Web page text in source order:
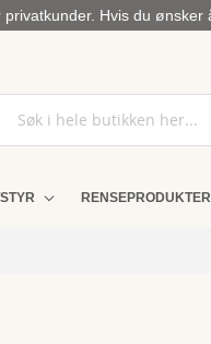
Hvis du
RENSEPRODUKTER